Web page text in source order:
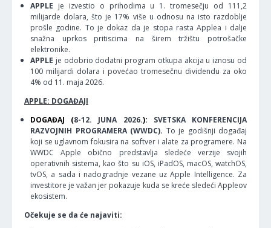
APPLE je izvestio o prihodima u 1. tromesečju od 111,2
milijarde dolara, što je 17% više u odnosu na isto razdoblje
prošle godine. To je dokaz da je stopa rasta Applea i dalje
snažna uprkos pritiscima na širem tržištu potrošačke
elektronike.
APPLE je odobrio dodatni program otkupa akcija u iznosu od
100 milijardi dolara i povećao tromesečnu dividendu za oko
4% od 11. maja 2026.
APPLE: DOGAĐAJI
DOGAĐAJ (8-12. JUNA 2026.): SVETSKA KONFERENCIJA
RAZVOJNIH PROGRAMERA (WWDC). To je godišnji događaj
koji se uglavnom fokusira na softver i alate za programere. Na
WWDC Apple obično predstavlja sledeće verzije svojih
operativnih sistema, kao što su iOS, iPadOS, macOS, watchOS,
tvOS, a sada i nadogradnje vezane uz Apple Intelligence. Za
investitore je važan jer pokazuje kuda se kreće sledeći Appleov
ekosistem.
Očekuje se da će najaviti: